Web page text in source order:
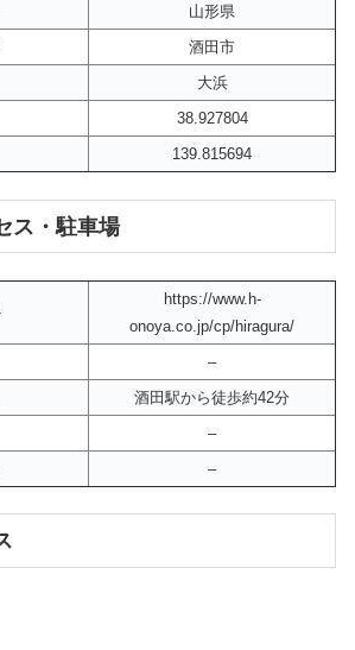
山形県
酒田市
大浜
38.927804
139.815694
ス・駐車場
https://www.h-
onoya.co.jp/cp/hiragura/
–
酒田駅から徒歩約42分
–
–